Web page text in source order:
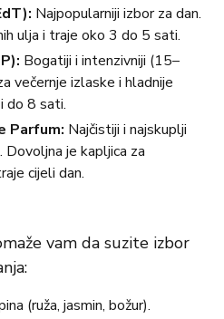
Najpopularniji izbor za dan.
ulja i traje oko 3 do 5 sati.
Bogatiji i intenzivniji (15–
večernje izlaske i hladnije
do 8 sati.
Parfum: Najčistiji i najskuplji
je kapljica za
cijeli dan.
vam da suzite izbor
(ruža, jasmin, božur).